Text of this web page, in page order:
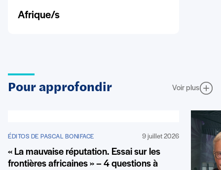
Afrique/s
Pour approfondir Voir plus
ÉDITOS DE PASCAL BONIFACE 9 juillet 2026
« La mauvaise réputation. Essai sur les
frontières africaines » – 4 questions à